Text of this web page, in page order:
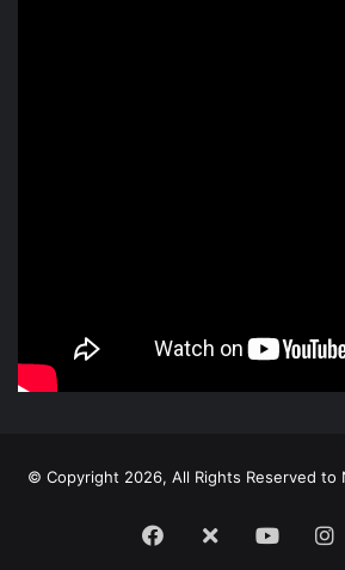
© Copyright 2026, All Rights Reserved to
Facebook
X